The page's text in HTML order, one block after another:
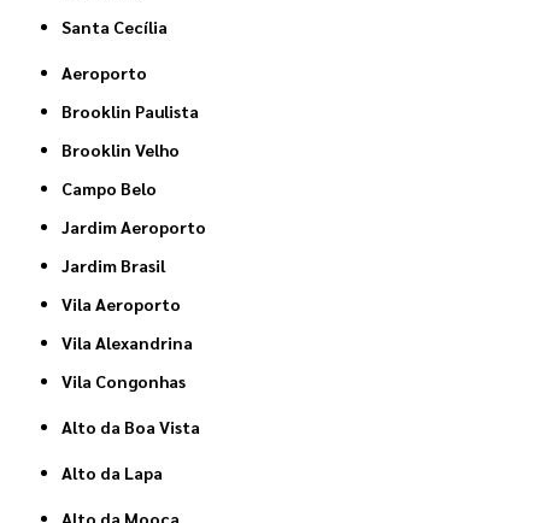
Santa Cecília
Aeroporto
Brooklin Paulista
Brooklin Velho
Campo Belo
Jardim Aeroporto
Jardim Brasil
Vila Aeroporto
Vila Alexandrina
Vila Congonhas
Alto da Boa Vista
Alto da Lapa
Alto da Mooca